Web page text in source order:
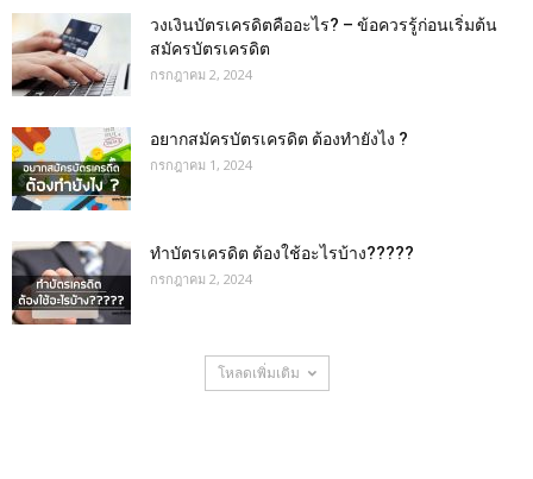
วงเงินบัตรเครดิตคืออะไร? – ข้อควรรู้ก่อนเริ่มต้น
สมัครบัตรเครดิต
กรกฎาคม 2, 2024
อยากสมัครบัตรเครดิต ต้องทำยังไง ?
กรกฎาคม 1, 2024
ทำบัตรเครดิต ต้องใช้อะไรบ้าง?????
กรกฎาคม 2, 2024
โหลดเพิ่มเติม